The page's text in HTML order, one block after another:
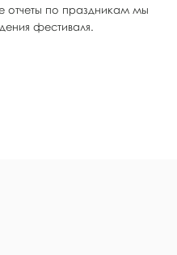
отчеты по праздникам мы
фестиваля.